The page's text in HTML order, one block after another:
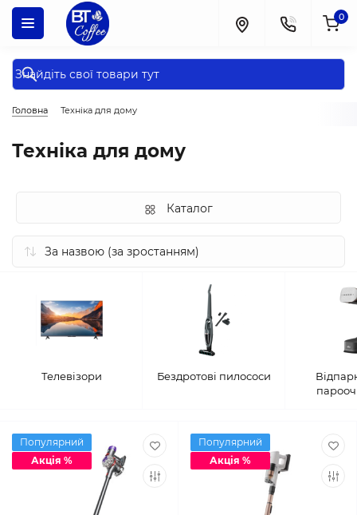
0
Головна Техніка для дому
Техніка для дому
Каталог
Телевізори Бездротові пилососи
Популярний
Акція %
Популярний
Акція %